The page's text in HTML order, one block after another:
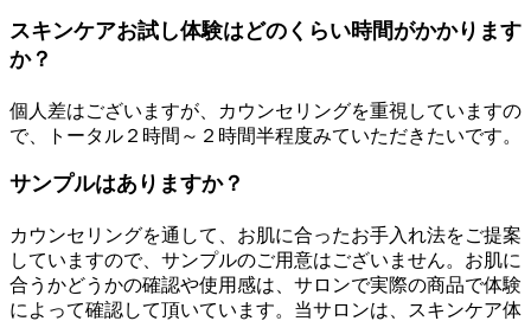
スキンケアお試し体験はどのくらい時間がかかります
か？
個人差はございますが、カウンセリングを重視していますの
で、トータル２時間～２時間半程度みていただきたいです。
サンプルはありますか？
カウンセリングを通して、お肌に合ったお手入れ法をご提案
していますので、サンプルのご用意はございません。お肌に
合うかどうかの確認や使用感は、サロンで実際の商品で体験
によって確認して頂いています。当サロンは、スキンケア体